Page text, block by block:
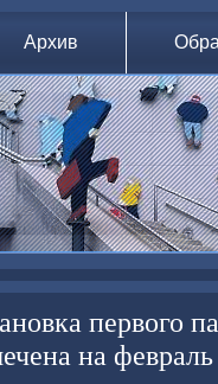
Архив
первого
на